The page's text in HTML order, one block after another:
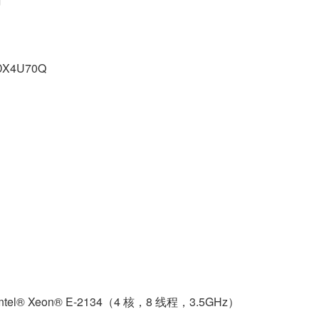
Xeon® E-2134（4 核，8 线程，3.5GHz）